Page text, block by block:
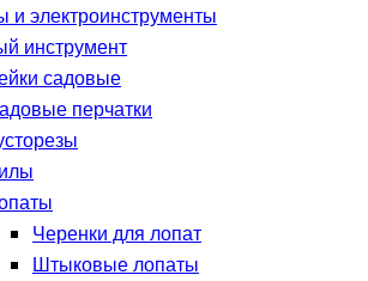
и электроинструменты
инструмент
садовые
перчатки
Черенки для лопат
Штыковые лопаты